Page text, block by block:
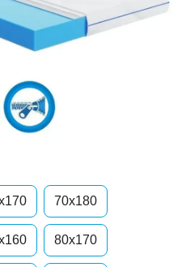
70x180
80x170